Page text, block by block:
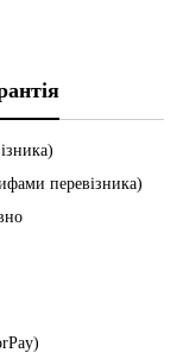
перевізника)